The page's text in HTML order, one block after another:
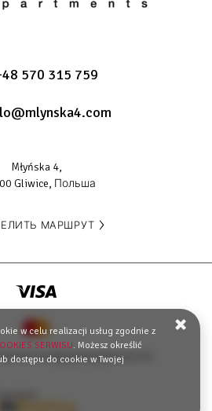
570 315 759
Młyńska 4,
Gliwice, Польша
МАРШРУТ
конфиденциальности
w celu realizacji usług zgodnie z
SERWISU. Możesz określić
dostępu do cookie w Twojej